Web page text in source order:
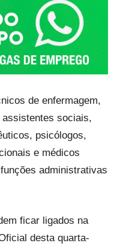
de enfermagem,
assistentes sociais,
psicólogos,
e médicos
administrativas
ficar ligados na
desta quarta-